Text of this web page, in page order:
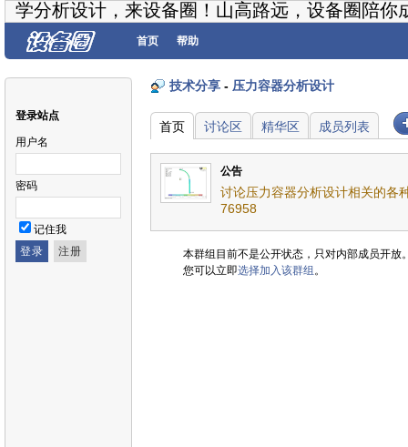
学分析设计，来设备圈！山高路远，设备圈陪你
首页 帮助
登录站点
用户名
密码
记住我
技术分享 - 压力容器分析设计
首页 讨论区 精华区 成员列表
公告
讨论压力容器分析设计相关的各
76958
本群组目前不是公开状态，只对内部成员开放
您可以立即选择加入该群组 。